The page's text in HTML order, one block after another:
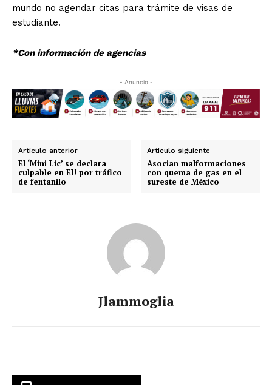
mundo no agendar citas para trámite de visas de
estudiante.
*Con información de agencias
- Anuncio -
Artículo anterior
El ‘Mini Lic’ se declara
culpable en EU por tráfico
de fentanilo
Artículo siguiente
Asocian malformaciones
con quema de gas en el
sureste de México
Jlammoglia